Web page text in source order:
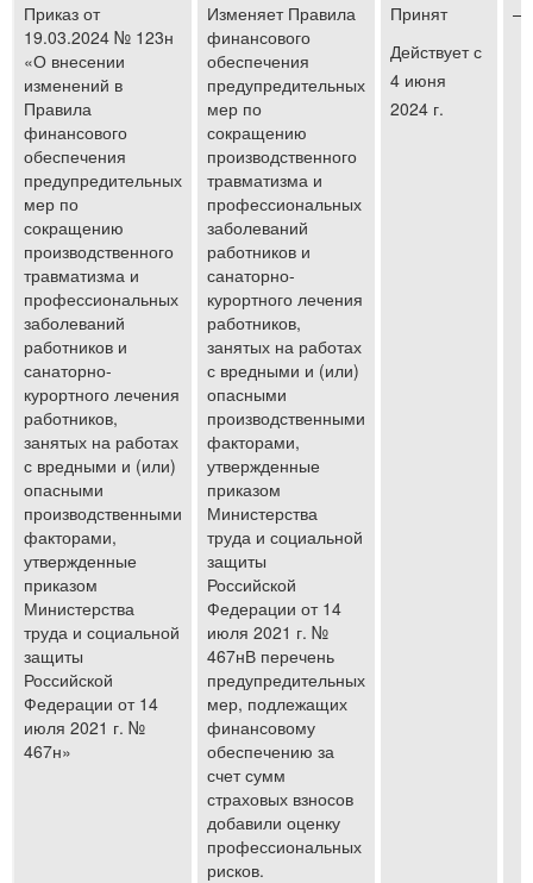
Приказ от
19.03.2024 № 123н
«О внесении
изменений в
Правила
финансового
обеспечения
предупредительных
мер по
сокращению
производственного
травматизма и
профессиональных
заболеваний
работников и
санаторно-
курортного лечения
работников,
занятых на работах
с вредными и (или)
опасными
производственными
факторами,
утвержденные
приказом
Министерства
труда и социальной
защиты
Российской
Федерации от 14
июля 2021 г. №
467н»
Изменяет Правила
финансового
обеспечения
предупредительных
мер по
сокращению
производственного
травматизма и
профессиональных
заболеваний
работников и
санаторно-
курортного лечения
работников,
занятых на работах
с вредными и (или)
опасными
производственными
факторами,
утвержденные
приказом
Министерства
труда и социальной
защиты
Российской
Федерации от 14
июля 2021 г. №
467нВ перечень
предупредительных
мер, подлежащих
финансовому
обеспечению за
счет сумм
страховых взносов
добавили оценку
профессиональных
рисков.
Принят
Действует с
4 июня
2024 г.
—